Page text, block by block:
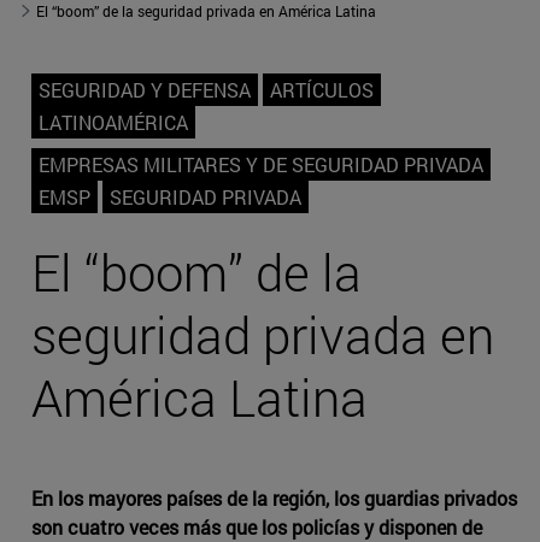
El “boom” de la seguridad privada en América Latina
SEGURIDAD Y DEFENSA
ARTÍCULOS
LATINOAMÉRICA
EMPRESAS MILITARES Y DE SEGURIDAD PRIVADA
EMSP
SEGURIDAD PRIVADA
El “boom” de la
seguridad privada en
América Latina
En los mayores países de la región, los guardias privados
son cuatro veces más que los policías y disponen de